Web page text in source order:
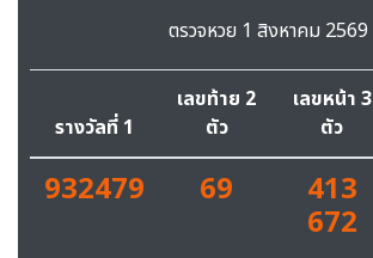
ตรวจหวย 1 สิงหาคม 2569
รางวัลที่ 1
เลขท้าย 2
ตัว
เลขหน้า 3
ตัว
932479 69 413
672